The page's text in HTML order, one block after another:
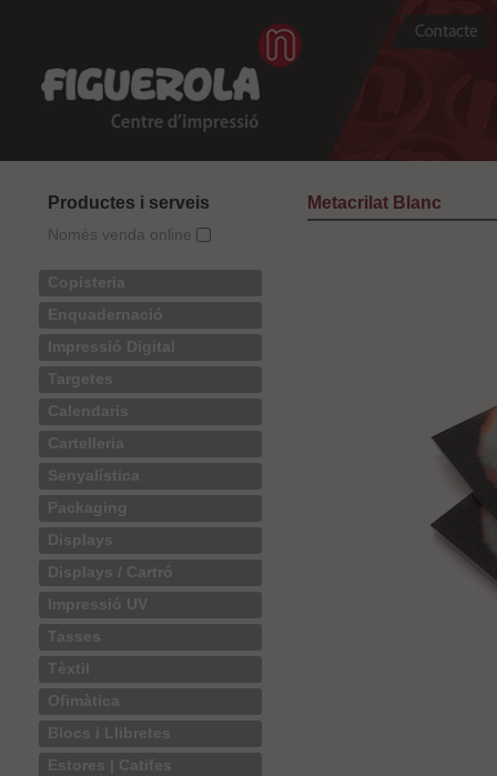
Productes i serveis
Nomès venda online
Copisteria
Enquadernació
Impressió Digital
Targetes
Calendaris
Cartelleria
Senyalística
Packaging
Displays
Displays / Cartró
Impressió UV
Tasses
Tèxtil
Ofimàtica
Blocs i Llibretes
Estores | Catifes
Metacrilat Blanc